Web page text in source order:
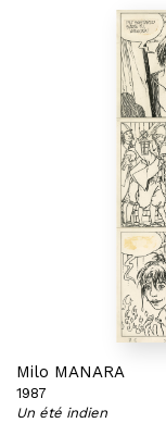
Milo MANARA
1987
Un été indien